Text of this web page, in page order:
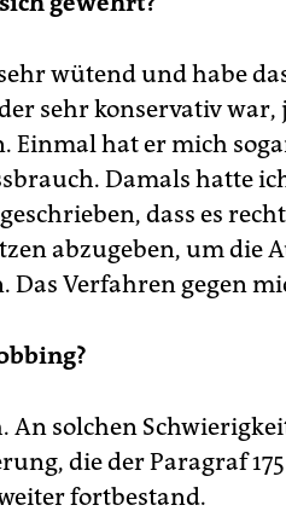
wütend und habe
sehr konservativ
Einmal hat er mich
Damals hatte
dass es
abzugeben, um die
Das Verfahren gegen
An solchen
die der Paragraf
fortbestand.